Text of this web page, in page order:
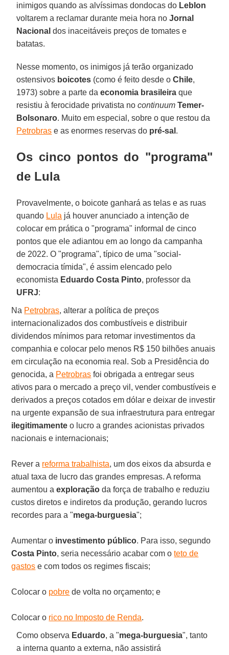
inimigos quando as alvíssimas dondocas do Leblon
voltarem a reclamar durante meia hora noJornal
Nacional dos inaceitáveis preços de tomates e
batatas.
Nesse momento, os inimigos já terão organizado
ostensivos boicotes (como é feito desde oChile,
1973) sobre a parte daeconomia brasileira que
resistiu à ferocidade privatista nocontinuum Temer-
Bolsonaro. Muito em especial, sobre o que restou da
Petrobras e as enormes reservas do pré-sal .
Os cinco pontos do "programa"
de Lula
Provavelmente, o boicote ganhará as telas e as ruas
quando Lula já houver anunciado a intenção de
colocar em prática o "programa" informal de cinco
pontos que ele adiantou em ao longo da campanha
de 2022. O "programa", típico de uma "social-
democracia tímida", é assim elencado pelo
economista Eduardo Costa Pinto, professor da
UFRJ:
Na Petrobras, alterar a política de preços
internacionalizados dos combustíveis e distribuir
dividendos mínimos para retomar investimentos da
companhia e colocar pelo menos R$ 150 bilhões anuais
em circulação na economia real. Sob a Presidência do
genocida, a Petrobras foi obrigada a entregar seus
ativos para o mercado a preço vil, vender combustíveis e
derivados a preços cotados em dólar e deixar de investir
na urgente expansão de sua infraestrutura para entregar
ilegitimamente o lucro a grandes acionistas privados
nacionais e internacionais;
Rever a reforma trabalhista, um dos eixos da absurda e
atual taxa de lucro das grandes empresas. A reforma
aumentou aexploração da força de trabalho e reduziu
custos diretos e indiretos da produção, gerando lucros
recordes para a "mega-burguesia";
Aumentar o investimento público. Para isso, segundo
Costa Pinto, seria necessário acabar com oteto de
gastos e com todos os regimes fiscais;
Colocar o pobre de volta no orçamento; e
Colocar o rico no Imposto de Renda.
Como observa Eduardo, a "mega-burguesia", tanto
a interna quanto a externa, não assistirá